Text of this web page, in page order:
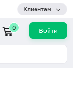
Клиентам
0 Войти